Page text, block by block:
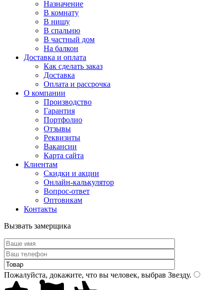
Назначение
В комнату
В нишу
В спальню
В частный дом
На балкон
Доставка и оплата
Как сделать заказ
Доставка
Оплата и рассрочка
О компании
Производство
Гарантия
Портфолио
Отзывы
Реквизиты
Вакансии
Карта сайта
Клиентам
Скидки и акции
Онлайн-калькулятор
Вопрос-ответ
Оптовикам
Контакты
Вызвать замерщика
Пожалуйста, докажите, что вы человек, выбрав Звезду.